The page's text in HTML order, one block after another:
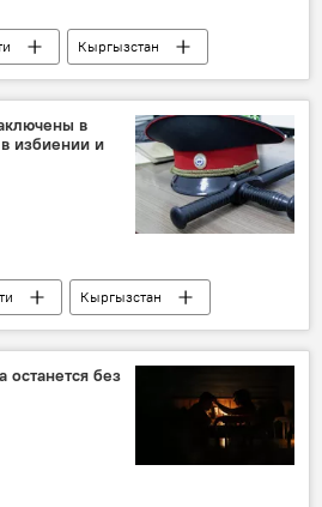
Кыргызстан
Жээнбеков
приглашение
в
избиении и
Кыргызстан
№1
суд
останется без